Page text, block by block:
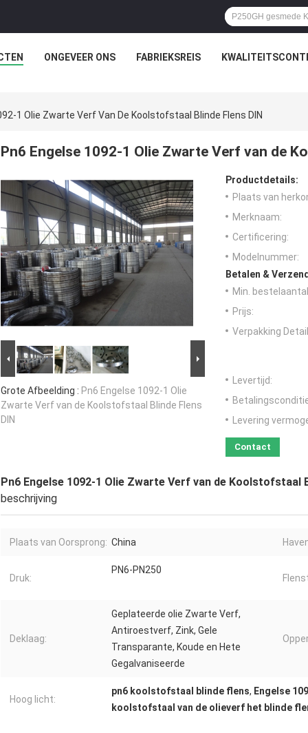
ONGEVEER ONS FABRIEKSREIS
1 Olie Zwarte Verf Van De Koolstofstaal Blinde Flens DIN
Pn6 Engelse 1092-1 Olie Zwarte Verf van de
Grote Afbeelding : Pn6 Engelse 1092-1 Olie
Zwarte Verf van de Koolstofstaal Blinde Flens
DIN
Productdetails:
Plaats van
Merknaam:
Certificering:
Modelnummer:
Betalen &
Min.
Prijs:
Verpakking
Levertijd:
Levering
Contact
Pn6 Engelse 1092-1 Olie Zwarte Verf van de Koolstofstaal
beschrijving
Plaats van Oorsprong: China
Druk:
PN6-PN250
Deklaag:
Geplateerde olie Zwarte Verf,
Antiroestverf, Zink, Gele
Transparante, Koude en Hete
Gegalvaniseerde
Hoog licht:
pn6 koolstofstaal blinde flens, Engelse
koolstofstaal van de olieverf het blinde